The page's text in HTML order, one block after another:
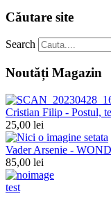
Căutare site
Search
Noutăți Magazin
Cristian Filip - Postul,
25,00 lei
Vader Arsenie -
85,00 lei
test